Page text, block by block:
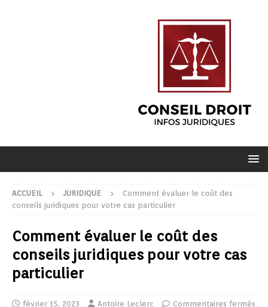
ACCUEIL JURIDIQUE
Comment évaluer le coût des
conseils juridiques pour votre cas particulier
Comment évaluer le coût des
conseils juridiques pour votre cas
particulier
février 15, 2023 Antoire Leclerc Commentaires fermés